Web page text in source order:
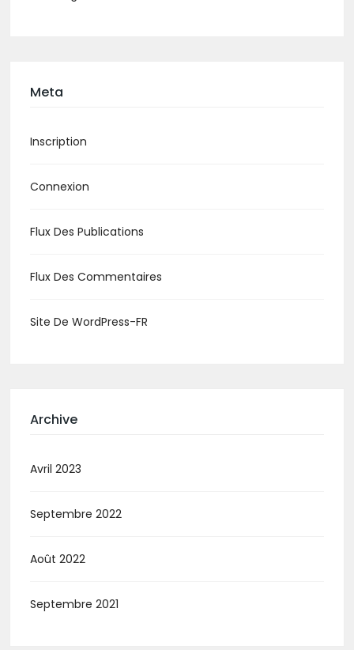
Meta
Inscription
Connexion
Flux Des Publications
Flux Des Commentaires
Site De WordPress-FR
Archive
Avril 2023
Septembre 2022
Août 2022
Septembre 2021